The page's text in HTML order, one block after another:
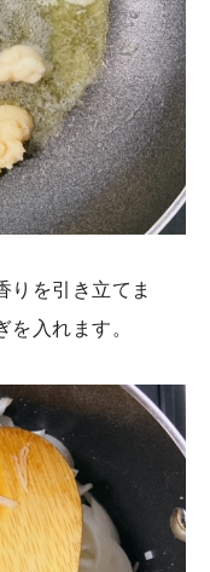
りを引き立てま
入れます。